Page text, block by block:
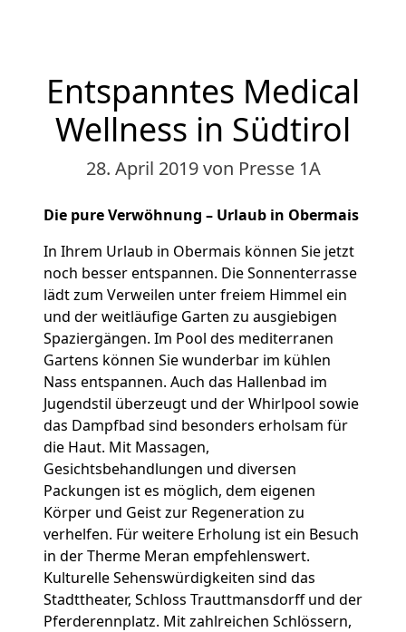
Entspanntes Medical
Wellness in Südtirol
28. April 2019von Presse 1A
Die pure Verwöhnung – Urlaub in Obermais
In Ihrem Urlaub in Obermais können Sie jetzt
noch besser entspannen. Die Sonnenterrasse
lädt zum Verweilen unter freiem Himmel ein
und der weitläufige Garten zu ausgiebigen
Spaziergängen. Im Pool des mediterranen
Gartens können Sie wunderbar im kühlen
Nass entspannen. Auch das Hallenbad im
Jugendstil überzeugt und der Whirlpool sowie
das Dampfbad sind besonders erholsam für
die Haut. Mit Massagen,
Gesichtsbehandlungen und diversen
Packungen ist es möglich, dem eigenen
Körper und Geist zur Regeneration zu
verhelfen. Für weitere Erholung ist ein Besuch
in der Therme Meran empfehlenswert.
Kulturelle Sehenswürdigkeiten sind das
Stadttheater, Schloss Trauttmansdorff und der
Pferderennplatz. Mit zahlreichen Schlössern,